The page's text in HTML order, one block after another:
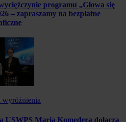
programu „Głowa się
– zapraszamy na bezpłatne
wyróżnienia
USWPS Maria Komędera dołącza